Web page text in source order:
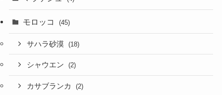
モロッコ (45)
サハラ砂漠 (18)
シャウエン (2)
カサブランカ (2)